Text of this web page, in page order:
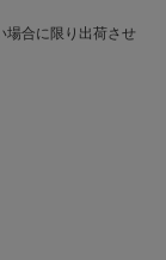
合に限り出荷させ